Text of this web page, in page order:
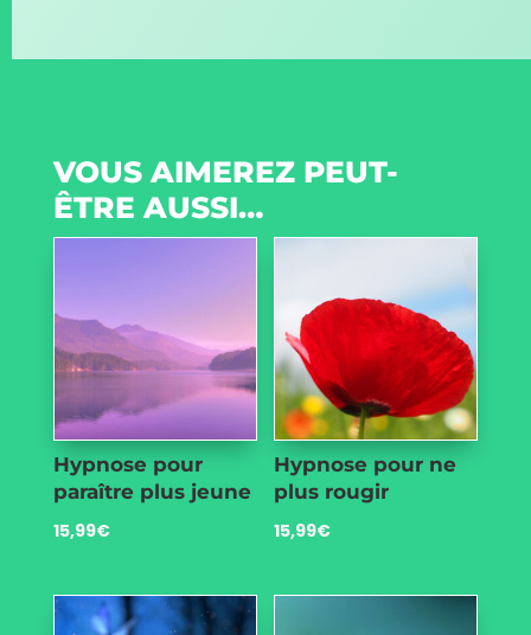
VOUS AIMEREZ PEUT-
ÊTRE AUSSI…
Hypnose pour
paraître plus jeune
15,99€
Hypnose pour ne
plus rougir
15,99€